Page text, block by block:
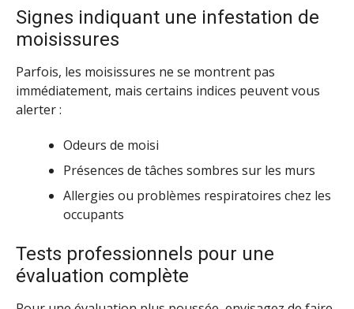
Signes indiquant une infestation de
moisissures
Parfois, les moisissures ne se montrent pas
immédiatement, mais certains indices peuvent vous
alerter :
Odeurs de moisi
Présences de tâches sombres sur les murs
Allergies ou problèmes respiratoires chez les
occupants
Tests professionnels pour une
évaluation complète